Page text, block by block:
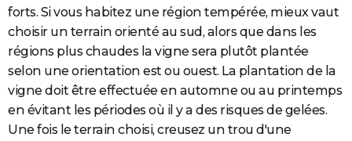
BONS PLANS
CARTE DE VOEUX
Carte de Noël
Carte Bonne année
Carte Saint-Valentin
Carte Pâques
Carte d'anniversaire
DICTIONNAIRE
Dictionnaire
Biographies
Citations
Expressions
Proverbes
PROGRAMME TV
forts. Si vous habitez une région tempérée, mieux vaut
choisir un terrain orienté au sud, alors que dans les
régions plus chaudes la vigne sera plutôt plantée
selon une orientation est ou ouest. La plantation de la
vigne doit être effectuée en automne ou au printemps
en évitant les périodes où il y a des risques de gelées.
Une fois le terrain choisi, creusez un trou d'une